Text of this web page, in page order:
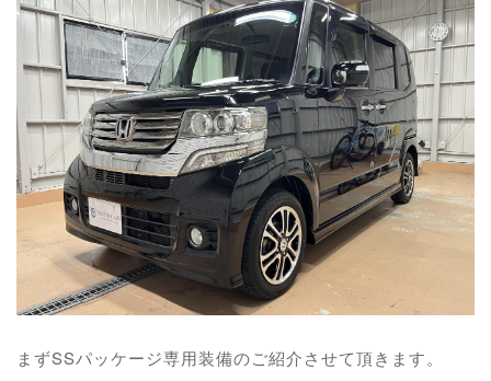
まずSSパッケージ専用装備のご紹介させて頂きます。